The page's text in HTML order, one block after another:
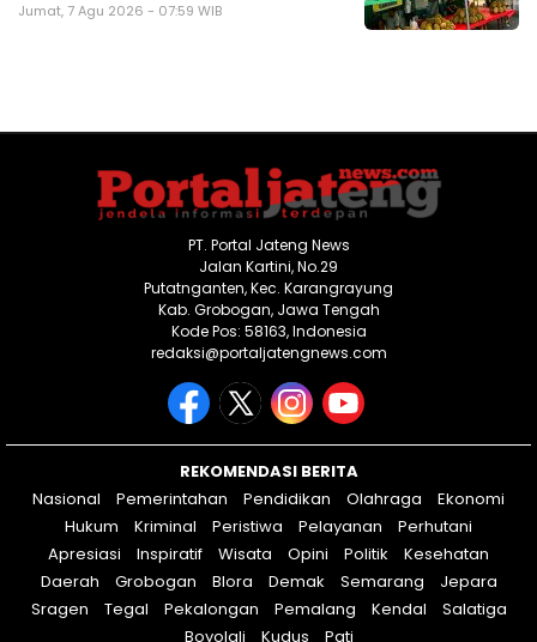
Jumat, 7 Agu 2026 - 07:59 WIB
PT. Portal Jateng News
Jalan Kartini, No.29
Putatnganten, Kec. Karangrayung
Kab. Grobogan, Jawa Tengah
Kode Pos: 58163, Indonesia
redaksi@portaljatengnews.com
REKOMENDASI BERITA
Nasional
Pemerintahan Pendidikan Olahraga
Ekonomi
Hukum
Kriminal Peristiwa Pelayanan
Perhutani
Apresiasi
Inspiratif Wisata Opini Politik
Kesehatan
Daerah
Grobogan Blora Demak Semarang
Jepara
Sragen
Tegal Pekalongan Pemalang Kendal
Salatiga
Boyolali
Kudus Pati